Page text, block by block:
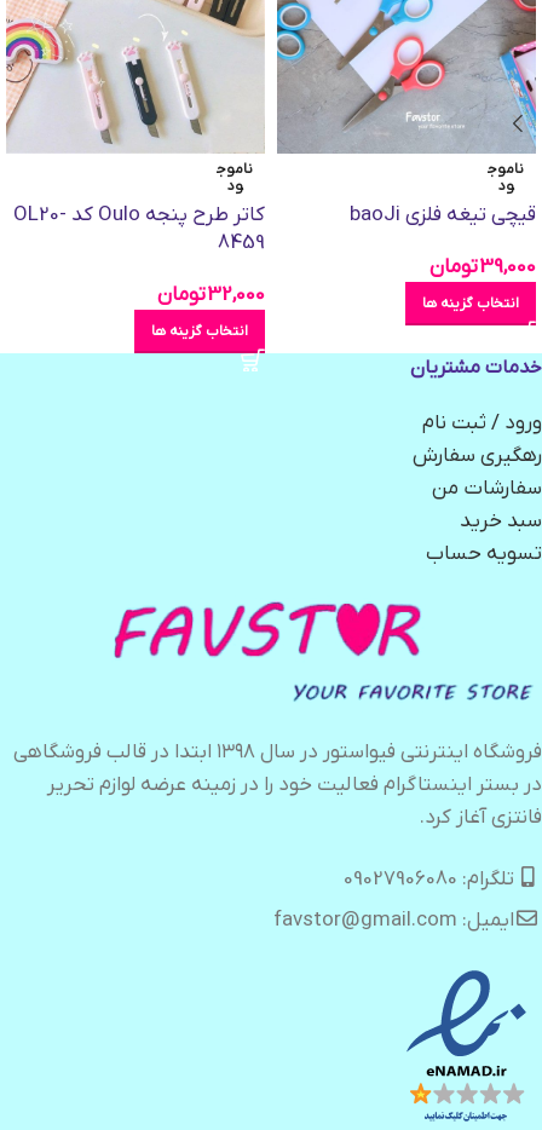
ناموج
ود
قیچی تیغه فلزی baoJi
39,000تومان
انتخاب گزینه ها
ناموج
ود
کاتر طرح پنجه Oulo کد OL20-
8459
32,000تومان
انتخاب گزینه ها
خدمات مشتریان
ورود / ثبت نام
رهگیری سفارش
سفارشات من
سبد خرید
تسویه حساب
فروشگاه اینترنتی فیواستور در سال ۱۳۹۸ ابتدا در قالب فروشگاهی
در بستر اینستاگرام فعالیت خود را در زمینه عرضه لوازم تحریر
فانتزی آغاز کرد.
تلگرام: 09027906080
ایمیل: favstor@gmail.com